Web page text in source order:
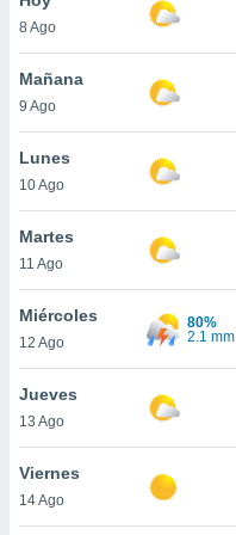
y
en
más
de
8 Ago
Mañana
9 Ago
Lunes
10 Ago
Martes
11 Ago
Miércoles
12 Ago
80%
2.1 mm
Jueves
13 Ago
Viernes
14 Ago